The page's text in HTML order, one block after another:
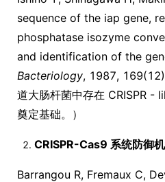
sequence of the iap gene,
phosphatase isozyme
and identification of the
Bacteriology, 1987,
道大肠杆菌中存在 CRISPR -
奠定基础。）
CRISPR-Cas9 系统防御
Barrangou R, Fremaux C,